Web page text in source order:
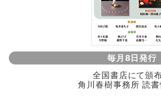
毎月8日発行
全国書店にて頒
角川春樹事務所 読